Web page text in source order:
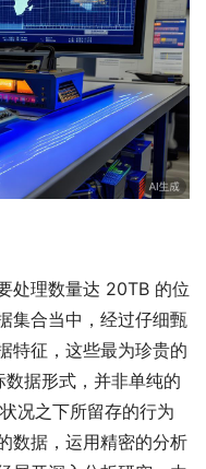
处理数量达 20TB 的位
集合当中，经过仔细甄
特征，这些最为珍贵的
据形式，并非单纯的
况之下所留存的行为
数据，运用精密的分析